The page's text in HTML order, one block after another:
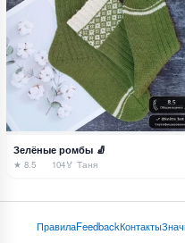
Зелёные ромбы 🧦
★ 8.5 104🏅 Таня
ПравилаFeedbackКонтакты